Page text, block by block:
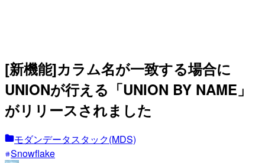
[新機能]カラム名が一致する場合に
UNIONが行える「UNION BY NAME」
がリリースされました
モダンデータスタック(MDS)
Snowflake